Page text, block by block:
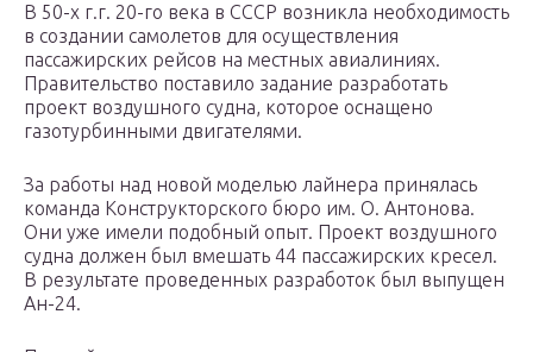
В 50-х г.г. 20-го века в СССР возникла необходимость
в создании самолетов для осуществления
пассажирских рейсов на местных авиалиниях.
Правительство поставило задание разработать
проект воздушного судна, которое оснащено
газотурбинными двигателями.
За работы над новой моделью лайнера принялась
команда Конструкторского бюро им. О. Антонова.
Они уже имели подобный опыт. Проект воздушного
судна должен был вмешать 44 пассажирских кресел.
В результате проведенных разработок был выпущен
Ан-24.